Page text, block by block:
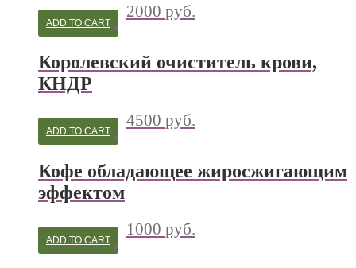
2000 руб.
ADD TO CART
Королевский очиститель крови,
КНДР
4500 руб.
ADD TO CART
Кофе обладающее жиросжигающим
эффектом
1000 руб.
ADD TO CART